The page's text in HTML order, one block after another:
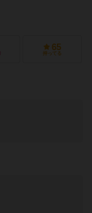
65
持ってる